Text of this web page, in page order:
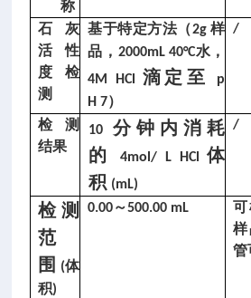
称
石灰
活性
度检
测
基于特定方法（2g 样
品， 2000mL 40°C水，
4M HCl 滴定至
p
H 7）
/
检测
结果
10 分钟内消耗
的4mol/ L HCl体
积 (mL)
/
检测
范
围 (体
积)
0.00～500.00 mL
管